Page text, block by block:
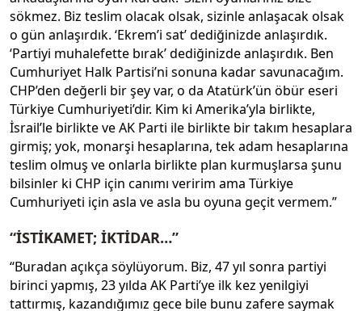
sökmez. Biz teslim olacak olsak, sizinle anlaşacak olsak
o gün anlaşırdık. ‘Ekrem’i sat’ dediğinizde anlaşırdık.
‘Partiyi muhalefette bırak’ dediğinizde anlaşırdık. Ben
Cumhuriyet Halk Partisi’ni sonuna kadar savunacağım.
CHP’den değerli bir şey var, o da Atatürk’ün öbür eseri
Türkiye Cumhuriyeti’dir. Kim ki Amerika’yla birlikte,
İsrail’le birlikte ve AK Parti ile birlikte bir takım hesaplara
girmiş; yok, monarşi hesaplarına, tek adam hesaplarına
teslim olmuş ve onlarla birlikte plan kurmuşlarsa şunu
bilsinler ki CHP için canımı veririm ama Türkiye
Cumhuriyeti için asla ve asla bu oyuna geçit vermem.”
“İSTİKAMET; İKTİDAR…”
“Buradan açıkça söylüyorum. Biz, 47 yıl sonra partiyi
birinci yapmış, 23 yılda AK Parti’ye ilk kez yenilgiyi
tattırmış, kazandığımız gece bile bunu zafere saymak